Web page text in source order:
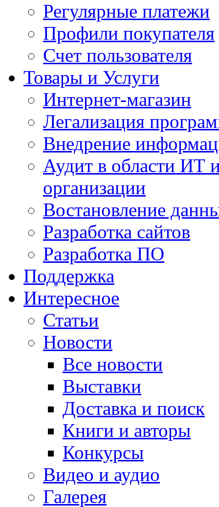
Регулярные платежи
Профили покупателя
Счет пользователя
Товары и Услуги
Интернет-магазин
Легализация
Внедрение
Аудит в области ИТ
организации
Востановление
Разработка сайтов
Разработка ПО
Поддержка
Интересное
Статьи
Новости
Все новости
Выставки
Доставка и поиск
Книги и авторы
Конкурсы
Видео и аудио
Галерея